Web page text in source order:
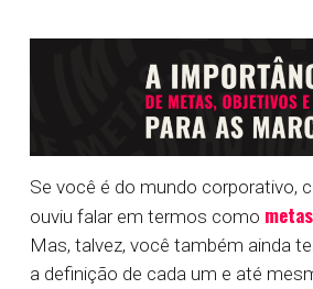
Se você é do mundo corporativo,
ouviu falar em termos como
Mas, talvez, você também ainda
a definição de cada um e até